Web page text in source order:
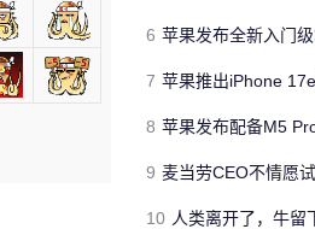
6 苹果发布全新入门级笔记本
7 苹果推出iPhone 17e 配备A19
8 苹果发布配备M5 Pro与M5
9 麦当劳CEO不情愿试吃新品后
10 人类离开了，牛留